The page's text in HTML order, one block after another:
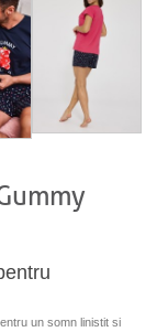
un somn linistit si